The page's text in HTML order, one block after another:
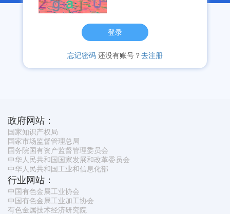
登录
忘记密码还没有账号？去注册
政府网站：
国家知识产权局
国家市场监督管理总局
国务院国有资产监督管理委员会
中华人民共和国国家发展和改革委员会
中华人民共和国工业和信息化部
行业网站：
中国有色金属工业协会
中国有色金属工业加工协会
有色金属技术经济研究院